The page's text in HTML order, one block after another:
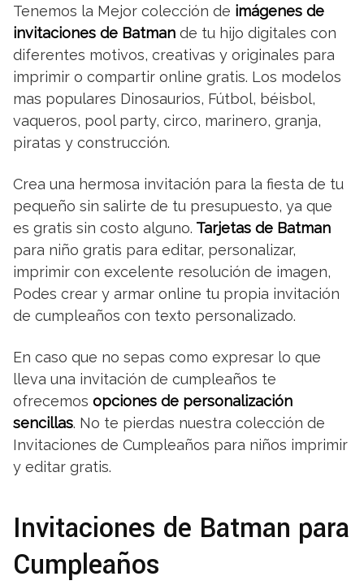
Tenemos la Mejor colección de imágenes de
invitaciones de Batman de tu hijo digitales con
diferentes motivos, creativas y originales para
imprimir o compartir online gratis. Los modelos
mas populares Dinosaurios, Fútbol, béisbol,
vaqueros, pool party, circo, marinero, granja,
piratas y construcción.
Crea una hermosa invitación para la fiesta de tu
pequeño sin salirte de tu presupuesto, ya que
es gratis sin costo alguno. Tarjetas de Batman
para niño gratis para editar, personalizar,
imprimir con excelente resolución de imagen,
Podes crear y armar online tu propia invitación
de cumpleaños con texto personalizado.
En caso que no sepas como expresar lo que
lleva una invitación de cumpleaños te
ofrecemos opciones de personalización
sencillas. No te pierdas nuestra colección de
Invitaciones de Cumpleaños para niños imprimir
y editar gratis.
Invitaciones de Batman para
Cumpleaños